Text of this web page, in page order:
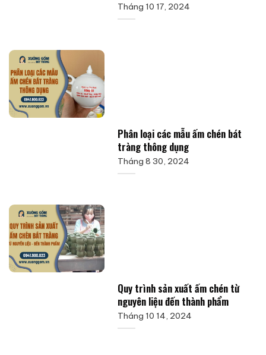
Tháng 10 17, 2024
Phân loại các mẫu ấm chén bát
tràng thông dụng
Tháng 8 30, 2024
Quy trình sản xuất ấm chén từ
nguyên liệu đến thành phẩm
Tháng 10 14, 2024